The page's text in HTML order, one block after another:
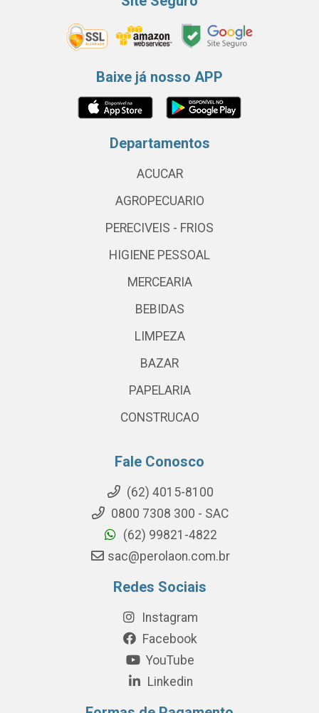
Baixe já nosso APP
Departamentos
ACUCAR
AGROPECUARIO
PERECIVEIS - FRIOS
HIGIENE PESSOAL
MERCEARIA
BEBIDAS
LIMPEZA
BAZAR
PAPELARIA
CONSTRUCAO
Fale Conosco
(62) 4015-8100
0800 7308 300 - SAC
(62) 99821-4822
sac@perolaon.com.br
Redes Sociais
Instagram
Facebook
YouTube
Linkedin